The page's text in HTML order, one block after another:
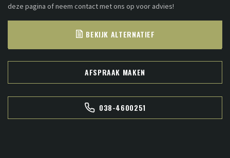
deze pagina of neem contact met ons op voor advies!
BEKIJK ALTERNATIEF
AFSPRAAK MAKEN
038-4600251